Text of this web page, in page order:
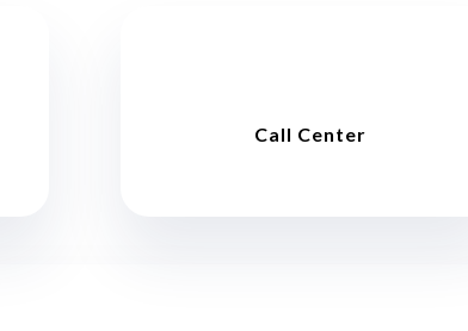
Call Center